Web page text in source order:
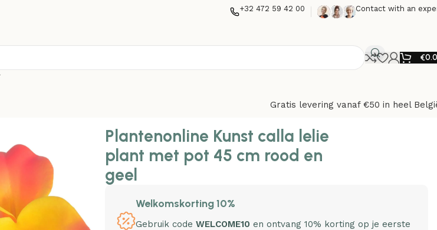
+32 472 59 42 00 Contact with an
€
Gratis levering vanaf €50 in heel
Plantenonline Kunst calla lelie
plant met pot 45 cm rood en
geel
Welkomskorting 10%
Gebruik codeWELCOME10 en ontvang 10% korting op je eerste